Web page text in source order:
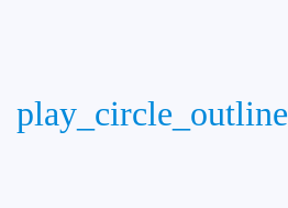
play_circle_outline